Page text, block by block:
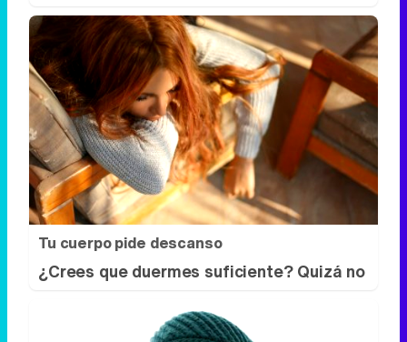
Tu cuerpo pide descanso
¿Crees que duermes suficiente? Quizá no